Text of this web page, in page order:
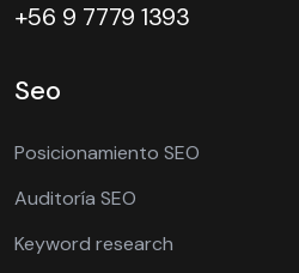
+56 9 7779 1393
Seo
Posicionamiento SEO
Auditoría SEO
Keyword research